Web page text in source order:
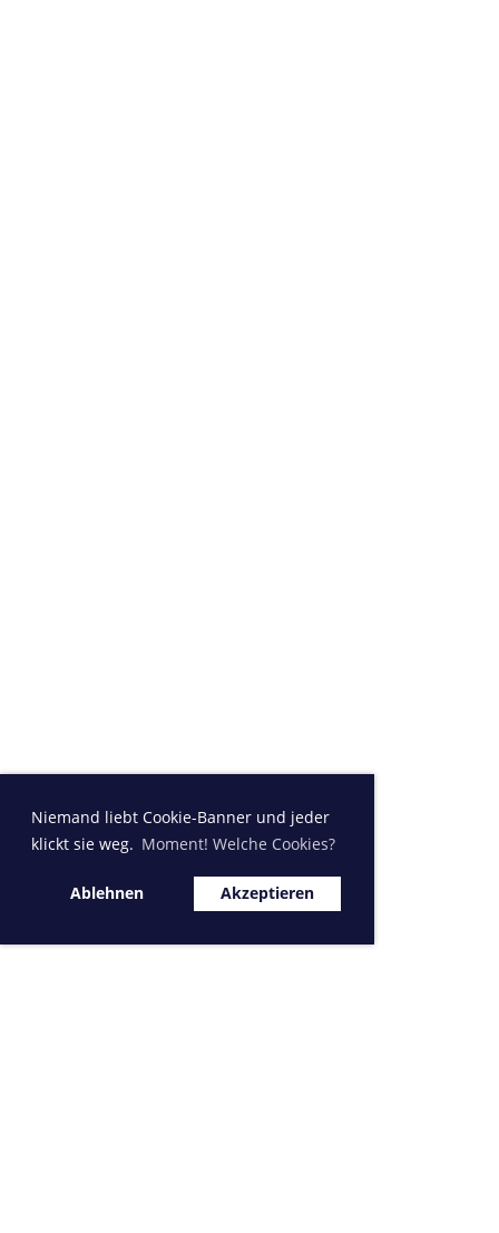
Niemand liebt Cookie-Banner und jeder
klickt sie weg. Moment! Welche Cookies?
Ablehnen Akzeptieren